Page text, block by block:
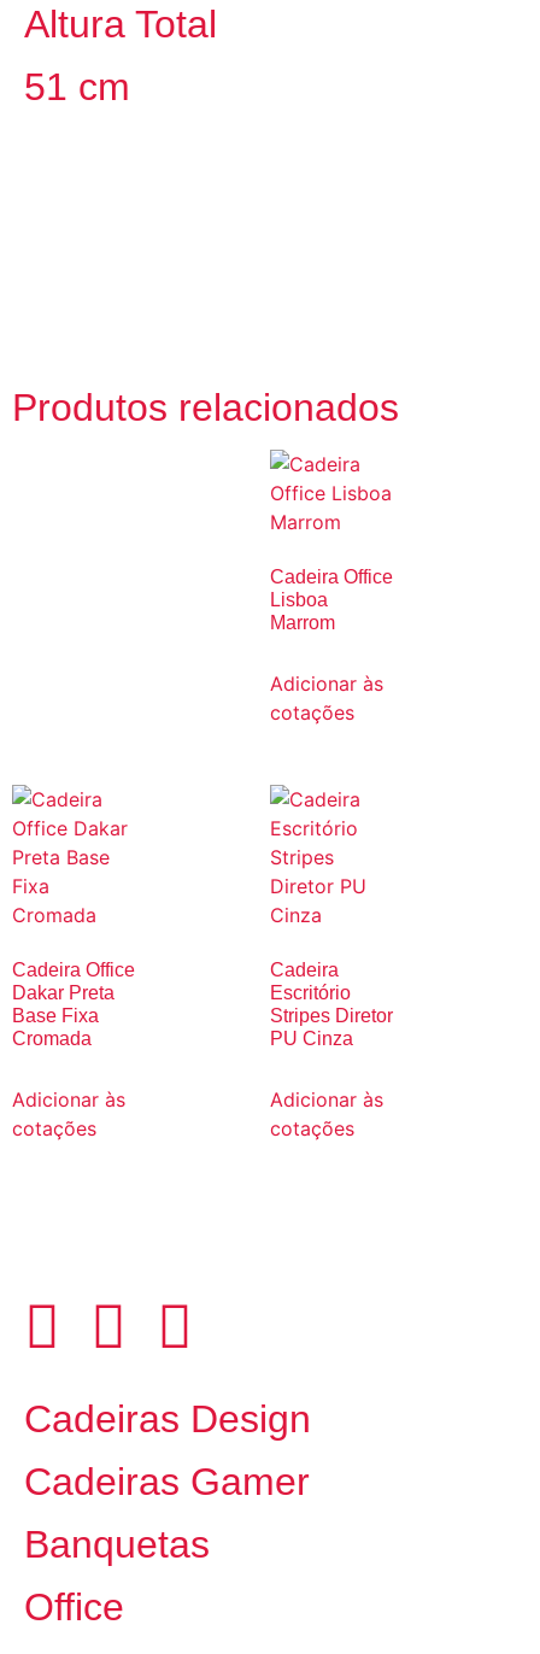
Altura Total
51 cm
Produtos relacionados
Cadeira Office
Lisboa
Marrom
Adicionar às
cotações
Cadeira Office
Dakar Preta
Base Fixa
Cromada
Adicionar às
cotações
Cadeira
Escritório
Stripes Diretor
PU Cinza
Adicionar às
cotações
Cadeiras Design
Cadeiras Gamer
Banquetas
Office